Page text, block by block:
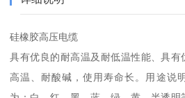
硅橡胶高压电缆
具有优良的耐高温及耐低温性能、具
高温、耐酸碱，使用寿命长。用途说